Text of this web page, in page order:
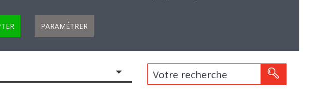
PARAMÉTRER
Votre recherche